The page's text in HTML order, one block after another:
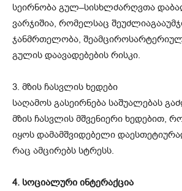
სეირნობა გულ–სისხლძარღვთა
ვარჯიშია, რომელსაც შეუძლია
ჯანმრთელობა, შეამციროს
გულის დაავადებების რისკი.
3. მზის ჩასვლის ხედები
საღამოს გასეირნება საშუალებას
მზის ჩასვლის მშვენიერი ხედებით,
იყოს დამამშვიდებელი
რაც ამცირებს სტრესს.
4. სოციალური ინტერაქცია